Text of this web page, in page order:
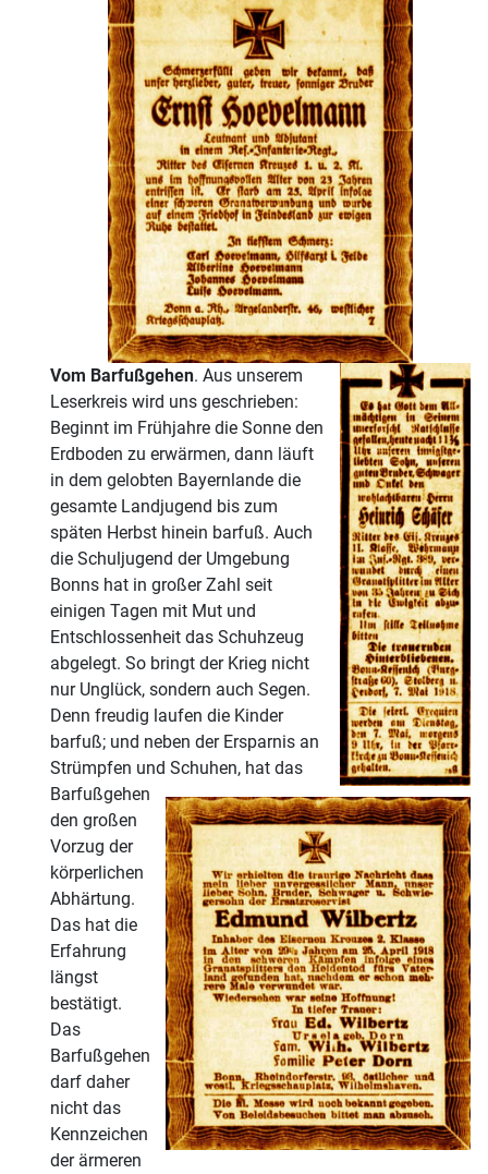
Vom Barfußgehen. Aus unserem
Leserkreis wird uns geschrieben:
Beginnt im Frühjahre die Sonne den
Erdboden zu erwärmen, dann läuft
in dem gelobten Bayernlande die
gesamte Landjugend bis zum
späten Herbst hinein barfuß. Auch
die Schuljugend der Umgebung
Bonns hat in großer Zahl seit
einigen Tagen mit Mut und
Entschlossenheit das Schuhzeug
abgelegt. So bringt der Krieg nicht
nur Unglück, sondern auch Segen.
Denn freudig laufen die Kinder
barfuß; und neben der Ersparnis an
Strümpfen und Schuhen, hat das
Barfußgehen
den großen
Vorzug der
körperlichen
Abhärtung.
Das hat die
Erfahrung
längst
bestätigt.
Das
Barfußgehen
darf daher
nicht das
Kennzeichen
der ärmeren